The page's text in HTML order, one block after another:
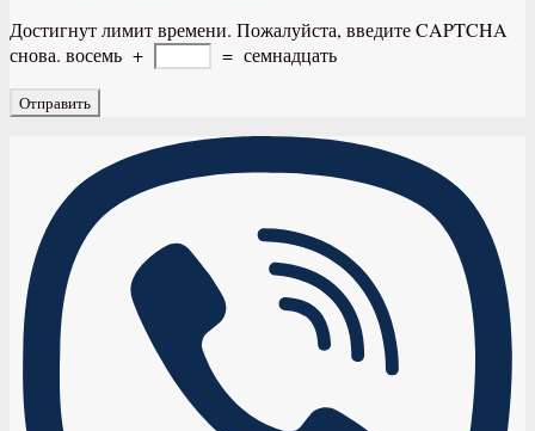
Достигнут лимит времени. Пожалуйста, введите CAPTCHA
снова. восемь + = семнадцать